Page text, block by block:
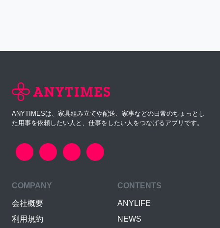
ANYTIMESは、家具組み立てや配送、家事などの日常のちょっとし
た用事を依頼したい人と、仕事をしたい人をつなげるアプリです。
COMPANY
会社概要
利用規約
CONTENTS
ANYLIFE
NEWS